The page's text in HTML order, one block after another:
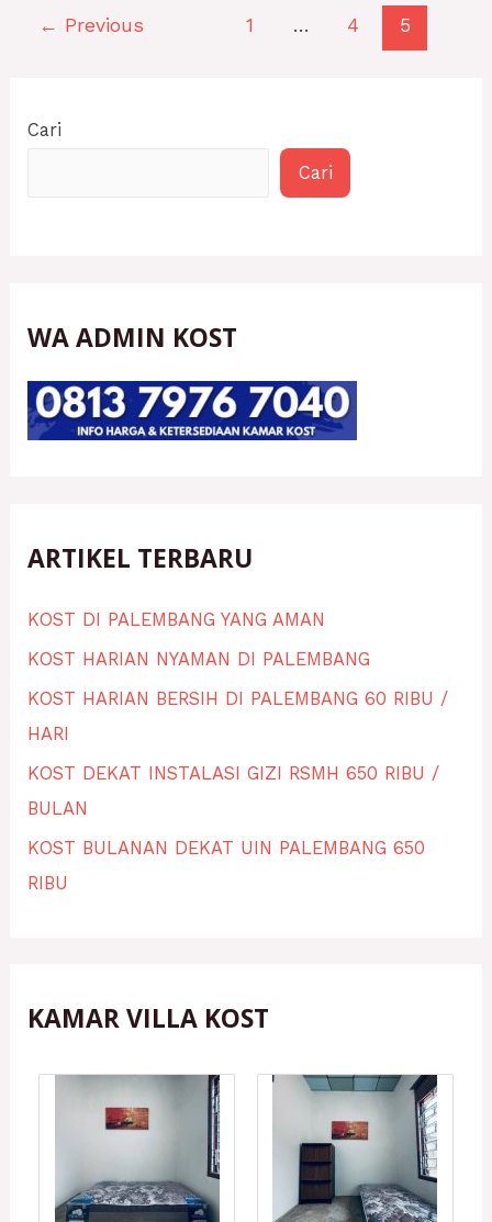
← Previous 1 … 4 5
Cari
Cari
WA ADMIN KOST
ARTIKEL TERBARU
KOST DI PALEMBANG YANG AMAN
KOST HARIAN NYAMAN DI PALEMBANG
KOST HARIAN BERSIH DI PALEMBANG 60 RIBU /
HARI
KOST DEKAT INSTALASI GIZI RSMH 650 RIBU /
BULAN
KOST BULANAN DEKAT UIN PALEMBANG 650
RIBU
KAMAR VILLA KOST